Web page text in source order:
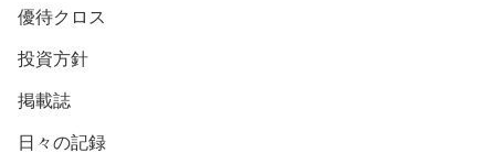
優待クロス
投資方針
掲載誌
日々の記録